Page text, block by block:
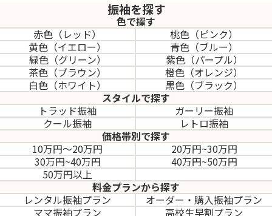
振袖を探す
色で探す
赤色（レッド）
桃色（ピンク）
黄色（イエロー）
青色（ブルー）
緑色（グリーン）
紫色（パープル）
茶色（ブラウン）
橙色（オレンジ）
白色（ホワイト）
黒色（ブラック）
スタイルで探す
トラッド振袖
ガーリー振袖
クール振袖
レトロ振袖
価格帯別で探す
10万円～20万円
20万円~30万円
30万円~40万円
40万円~50万円
50万円以上
料金プランから探す
レンタル振袖プラン
オーダー・購入振袖プラン
ママ振袖プラン
高校生早割プラン